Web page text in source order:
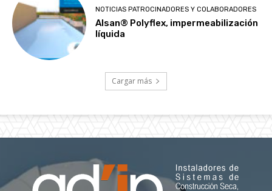
NOTICIAS PATROCINADORES Y COLABORADORES
Alsan® Polyflex, impermeabilización
líquida
Cargar más